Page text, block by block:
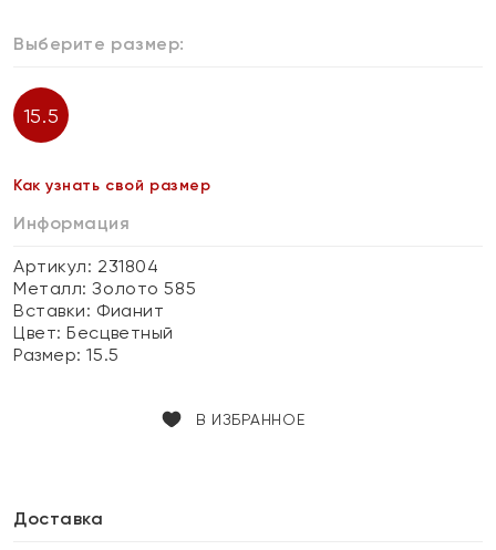
Выберите размер:
15.5
Как узнать свой размер
Информация
Артикул: 231804
Металл:Золото 585
Вставки: Фианит
Цвет:Бесцветный
Размер:15.5
В ИЗБРАННОЕ
Доставка